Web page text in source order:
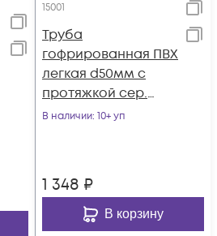
15001
Труба
гофрированная ПВХ
легкая d50мм с
протяжкой сер.
(уп.15м) Ruvinil 15001
В наличии: 10+ уп
1 348 ₽
В корзину